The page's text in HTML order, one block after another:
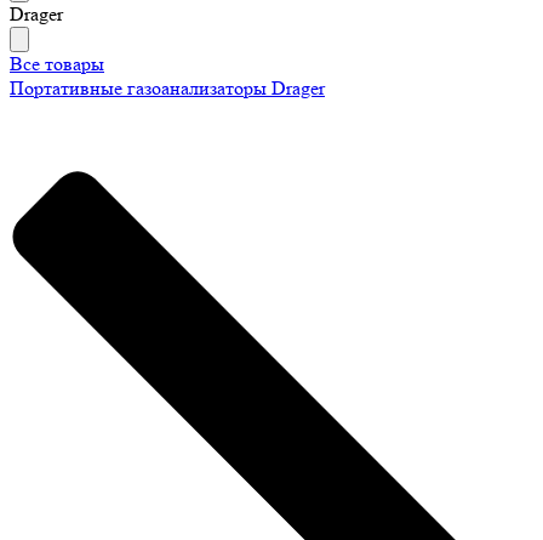
Drager
Все товары
Портативные газоанализаторы Drager